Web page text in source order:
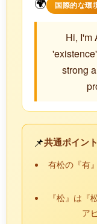
国際的な環
Hi, I'm
strong
📌共通ポイント
有松の『有
『松』は『
ア